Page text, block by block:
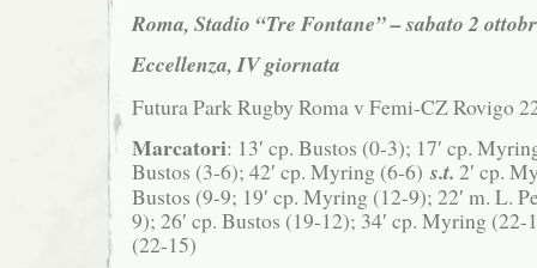
Roma, Stadio “Tre Fontane” – sabato 2
Eccellenza, IV giornata
Futura Park Rugby Roma v Femi-CZ Rovigo
Marcatori: 13′ cp. Bustos (0-3); 17′ cp.
Bustos (3-6); 42′ cp. Myring (6-6)s.t. 2′ cp.
Bustos (9-9; 19′ cp. Myring (12-9); 22′ m. L.
9); 26′ cp. Bustos (19-12); 34′ cp. Myring (22-
(22-15)